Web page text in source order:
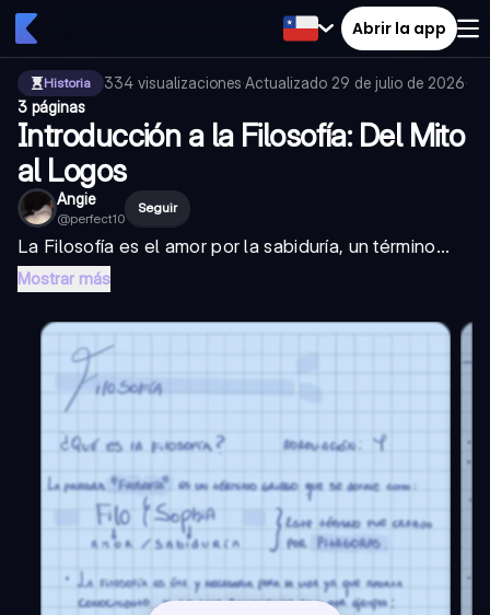
Abrir la app
Historia 334 visualizaciones·Actualizado 29 de julio de 2026·
3 páginas
Introducción a la Filosofía: Del Mito
al Logos
Angie
@perfect10
Seguir
La Filosofía es el amor por la sabiduría, un término...
Mostrar más